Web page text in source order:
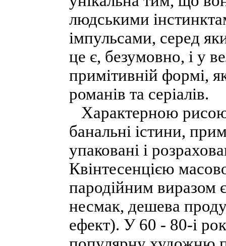
людськими
імпульсами, серед
це є, безумовно, і у
примітивній формі,
романів та серіалів.
Характерною рисою
банальні істини,
упаковані і
Квінтесенцією
пародійним виразом
несмак, дешева
ефект). У 60 - 80-і